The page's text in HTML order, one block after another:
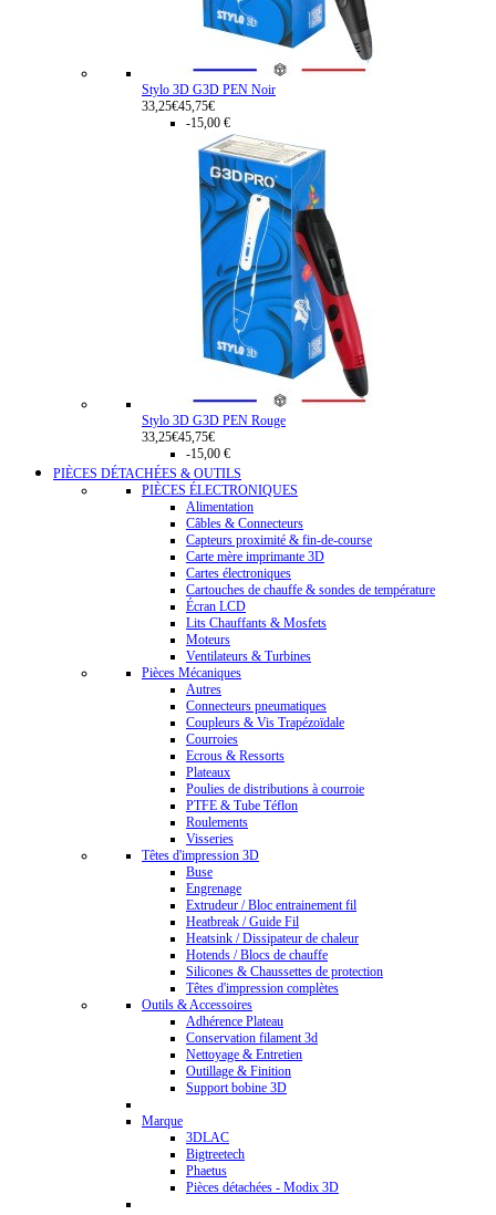
Stylo 3D G3D PEN Noir
33,25€45,75€
-15,00 €
Stylo 3D G3D PEN Rouge
33,25€45,75€
-15,00 €
PIÈCES DÉTACHÉES & OUTILS
PIÈCES ÉLECTRONIQUES
Alimentation
Câbles & Connecteurs
Capteurs proximité & fin-de-course
Carte mère imprimante 3D
Cartes électroniques
Cartouches de chauffe & sondes de température
Écran LCD
Lits Chauffants & Mosfets
Moteurs
Ventilateurs & Turbines
Pièces Mécaniques
Autres
Connecteurs pneumatiques
Coupleurs & Vis Trapézoïdale
Courroies
Ecrous & Ressorts
Plateaux
Poulies de distributions à courroie
PTFE & Tube Téflon
Roulements
Visseries
Têtes d'impression 3D
Buse
Engrenage
Extrudeur / Bloc entrainement fil
Heatbreak / Guide Fil
Heatsink / Dissipateur de chaleur
Hotends / Blocs de chauffe
Silicones & Chaussettes de protection
Têtes d'impression complètes
Outils & Accessoires
Adhérence Plateau
Conservation filament 3d
Nettoyage & Entretien
Outillage & Finition
Support bobine 3D
Marque
3DLAC
Bigtreetech
Phaetus
Pièces détachées - Modix 3D